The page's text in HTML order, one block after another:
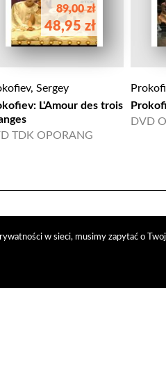
w sieci, musimy zapytać o
89,00 zł
48,95 zł
Sergey
L'Amour des trois
TDK OPORANG
DVD